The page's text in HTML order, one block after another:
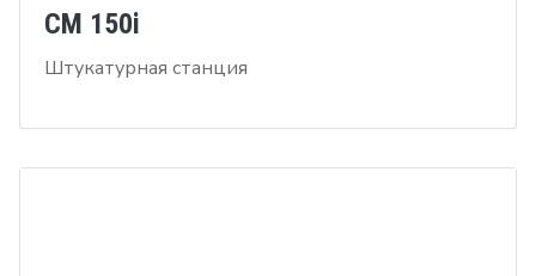
CM 150i
Штукатурная станция